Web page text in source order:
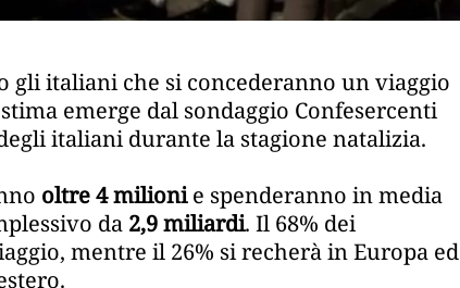
gli italiani che si concederanno un viaggio
emerge dal sondaggio Confesercenti
italiani durante la stagione natalizia.
oltre 4 milionie spenderanno in media
da 2,9 miliardi. Il 68% dei
mentre il 26% si recherà in Europa ed